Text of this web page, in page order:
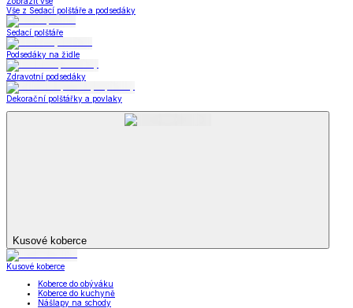
Vše z Sedací polštáře a podsedáky
Sedací polštáře
Podsedáky na židle
Zdravotní podsedáky
Dekorační polštářky a povlaky
Kusové koberce
Kusové koberce
Koberce do obýváku
Koberce do kuchyně
Nášlapy na schody